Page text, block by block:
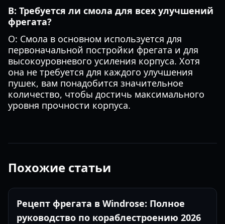
В: Требуется ли смола для всех улучшений
фрегата?
О: Смола в основном используется для
первоначальной постройки фрегата и для
высокоуровневого усиления корпуса. Хотя
она не требуется для каждого улучшения
пушек, вам понадобится значительное
количество, чтобы достичь максимального
уровня прочности корпуса.
Похожие статьи
Рецепт фрегата в Windrose: Полное
руководство по кораблестроению 2026